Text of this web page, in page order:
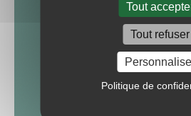
Tout
Tout refuser
Politique de